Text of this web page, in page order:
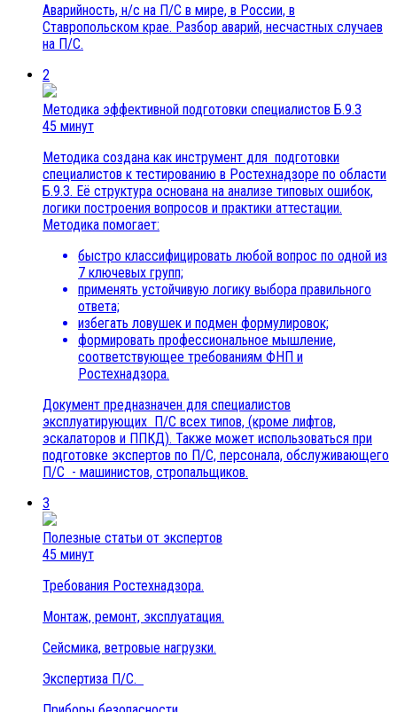
Аварийность, н/с на П/С в мире, в России, в
Ставропольском крае. Разбор аварий, несчастных случаев
на П/С.
2
Методика эффективной подготовки специалистов Б.9.3
45 минут
Методика создана как инструмент для подготовки
специалистов к тестированию в Ростехнадзоре по области
Б.9.3. Её структура основана на анализе типовых ошибок,
логики построения вопросов и практики аттестации.
Методика помогает:
быстро классифицировать любой вопрос по одной из
7 ключевых групп;
применять устойчивую логику выбора правильного
ответа;
избегать ловушек и подмен формулировок;
формировать профессиональное мышление,
соответствующее требованиям ФНП и
Ростехнадзора.
Документ предназначен для специалистов
эксплуатирующих П/С всех типов, (кроме лифтов,
эскалаторов и ППКД). Также может использоваться при
подготовке экспертов по П/С, персонала, обслуживающего
П/С - машинистов, стропальщиков.
3
Полезные статьи от экспертов
45 минут
Требования Ростехнадзора.
Монтаж, ремонт, эксплуатация.
Сейсмика, ветровые нагрузки.
Экспертиза П/С.